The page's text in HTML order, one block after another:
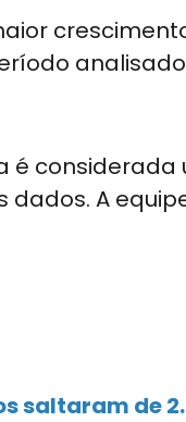
é
dados. A
de